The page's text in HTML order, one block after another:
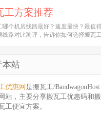
工方案推荐
哪个机房线路最好？速度最快？最值
线路对比测评，告诉你如何选择搬瓦工
本站
优惠网 是搬瓦工/
站，主要分享搬瓦工优惠码和
工便宜方案。